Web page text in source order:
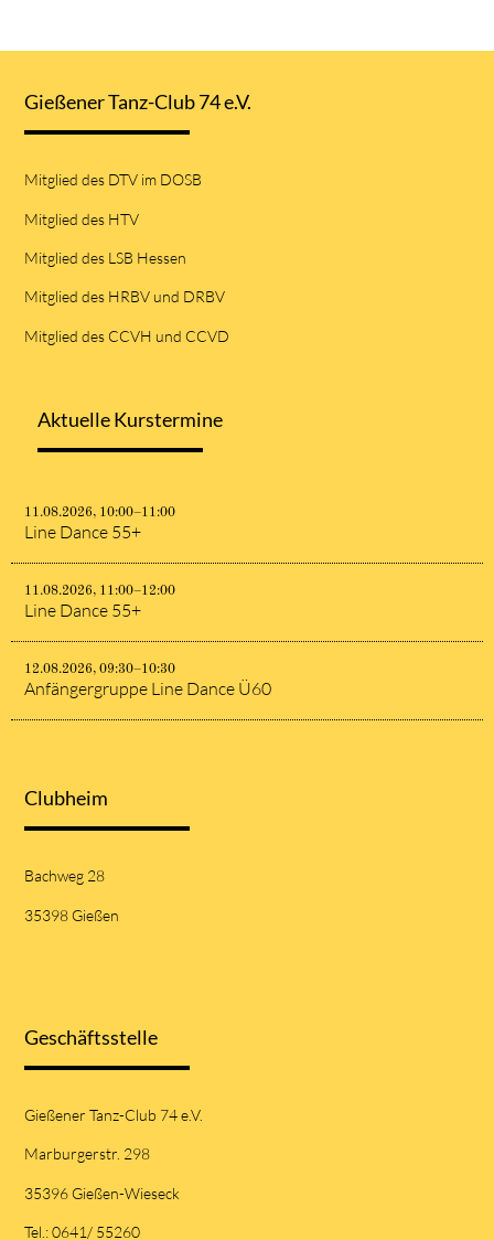
Gießener Tanz-Club 74 e.V.
Mitglied des DTV im DOSB
Mitglied des HTV
Mitglied des LSB Hessen
Mitglied des HRBV und DRBV
Mitglied des CCVH und CCVD
Aktuelle Kurstermine
11.08.2026, 10:00–11:00
Line Dance 55+
11.08.2026, 11:00–12:00
Line Dance 55+
12.08.2026, 09:30–10:30
Anfängergruppe Line Dance Ü60
Clubheim
Bachweg 28
35398 Gießen
Geschäftsstelle
Gießener Tanz-Club 74 e.V.
Marburgerstr. 298
35396 Gießen-Wieseck
Tel.: 0641/ 55260